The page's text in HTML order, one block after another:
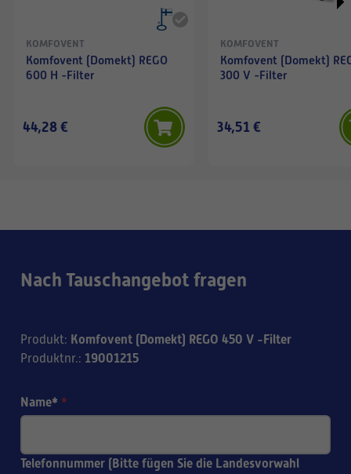
KOMFOVENT
Komfovent (Domekt) REGO
600 H -Filter
44,28 €
KOMFOVENT
Komfovent (Domekt) RECU
300 V -Filter
34,51 €
Nach Tauschangebot fragen
Produkt: Komfovent (Domekt) REGO 450 V -Filter
Produktnr.: 19001215
Name* *
Telefonnummer (Bitte fügen Sie die Landesvorwahl